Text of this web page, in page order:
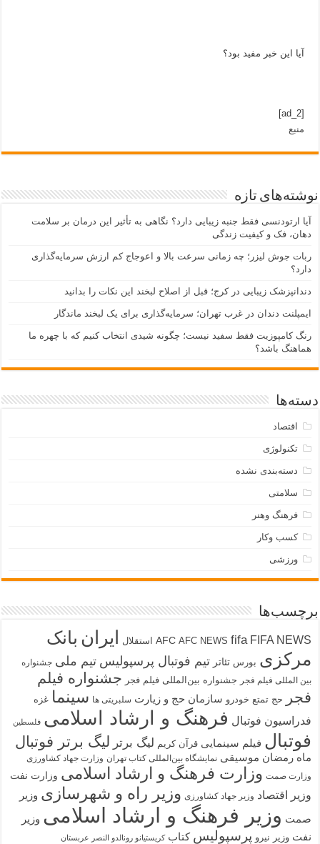
آیا این خبر مفید بود؟
[ad_2]
منبع
نوشته‌های تازه
آیا ارتودنسی فقط جنبه زیبایی دارد؟ نگاهی به تأثیر این درمان بر سلامت
دهان، فک و کیفیت زندگی
ربات جوش لیزر؛ چه زمانی سرعت بالا و اعوجاج کم ارزش سرمایه‌گذاری
دارد؟
دندانپزشک زیبایی در کرج؛ قبل از اصلاح لبخند این نکات را بدانید
ایمپلنت دندان در غرب تهران؛ سرمایه‌گذاری برای یک لبخند ماندگار
رنگ کامپوزیت فقط سفید نیست؛ چگونه شیدی انتخاب کنیم که با چهره ما
هماهنگ باشد؟
دسته‌ها
اقتصاد
تکنولوژی
دسته‌بندی نشده
سلامتی
فرهنگ وهنر
کسب وکار
ورزشی
برچسب‌ها
AFC AFC NEWS fifa FIFA NEWS استقلال ایران بانک
مرکزی بورس تئاتر تیم فوتبال پرسپولیس تیم ملی جشنواره
بین المللی فیلم فجر جشنواره بین‌المللی فیلم فجر جشنواره فیلم
فجر
حج تمتع خودرو سازمان حج و زیارت سلبریتی ها سینما غزه
فدراسیون فوتبال فرهنگ و ارشاد اسلامی فلسطین
فوتبال فیلم سینمایی قرآن کریم لیگ برتر لیگ برتر فوتبال
ماه رمضان موسیقی نمایشگاه بین‌المللی کتاب تهران وزارت جهاد کشاورزی
وزارت صمت وزارت فرهنگ و ارشاد اسلامی وزارت نفت
وزیر اقتصاد وزیر جهاد کشاورزی وزیر راه و شهرسازی وزیر
صمت وزیر فرهنگ و ارشاد اسلامی وزیر
نفت وزیر نیرو پرسپولیس کتاب کریستیانو رونالدو النصر عربستان